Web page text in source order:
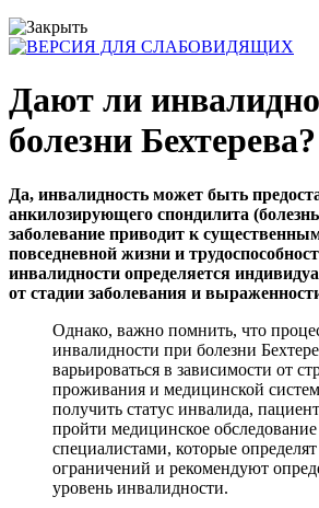
Дают ли
болезни Бехтерева?
Да, инвалидность может быть
анкилозирующего спондилита
заболевание приводит к
повседневной жизни и
инвалидности определяется
от стадии заболевания и
Однако, важно помнить, что
инвалидности при болезни
варьироваться в зависимости от
проживания и медицинской
получить статус инвалида,
пройти медицинское
специалистами, которые определят
ограничений и рекомендуют
уровень инвалидности.